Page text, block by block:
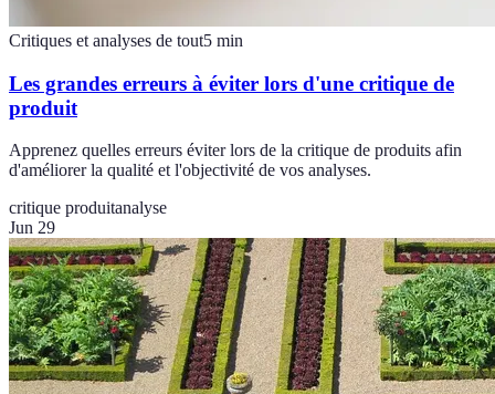
Critiques et analyses de tout5 min
Les grandes erreurs à éviter lors d'une critique de
produit
Apprenez quelles erreurs éviter lors de la critique de produits afin
d'améliorer la qualité et l'objectivité de vos analyses.
critique produitanalyse
Jun 29